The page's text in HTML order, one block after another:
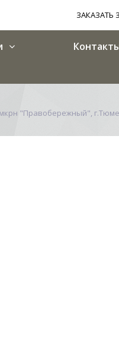
ЗАКАЗАТЬ
мкрн "Правобережный",